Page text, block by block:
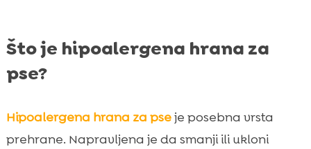

Kako uvesti hipoalergenu hranu u
prehranu psa?
Razine proteina i hranjivih tvari u
hipoalergenoj hrani
Što je hipoalergena hrana za
pse?
Hipoalergena hrana za pseje posebna vrsta
prehrane. Napravljena je da smanji ili ukloni